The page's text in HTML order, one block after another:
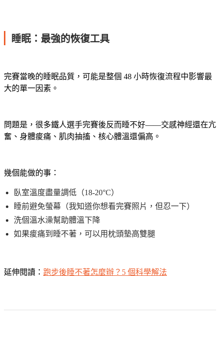
睡眠：最強的恢復工具
完賽當晚的睡眠品質，可能是整個 48 小時恢復流程中影響最
大的單一因素。
問題是，很多鐵人選手完賽後反而睡不好——交感神經還在亢
奮、身體痠痛、肌肉抽搐、核心體溫還偏高。
幾個能做的事：
臥室溫度盡量調低（18-20°C）
睡前避免螢幕（我知道你想看完賽照片，但忍一下）
洗個溫水澡幫助體溫下降
如果痠痛到睡不著，可以用枕頭墊高雙腿
延伸閱讀： 跑步後睡不著怎麼辦？5 個科學解法